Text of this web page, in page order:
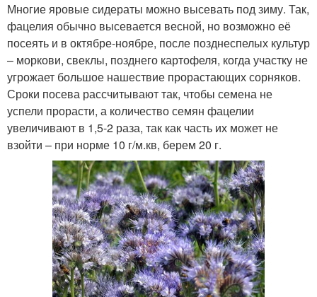
Многие яровые сидераты можно высевать под зиму. Так,
фацелия обычно высевается весной, но возможно её
посеять и в октябре-ноябре, после позднеспелых культур
– моркови, свеклы, позднего картофеля, когда участку не
угрожает большое нашествие прорастающих сорняков.
Сроки посева рассчитывают так, чтобы семена не
успели прорасти, а количество семян фацелии
увеличивают в 1,5-2 раза, так как часть их может не
взойти – при норме 10 г/м.кв, берем 20 г.